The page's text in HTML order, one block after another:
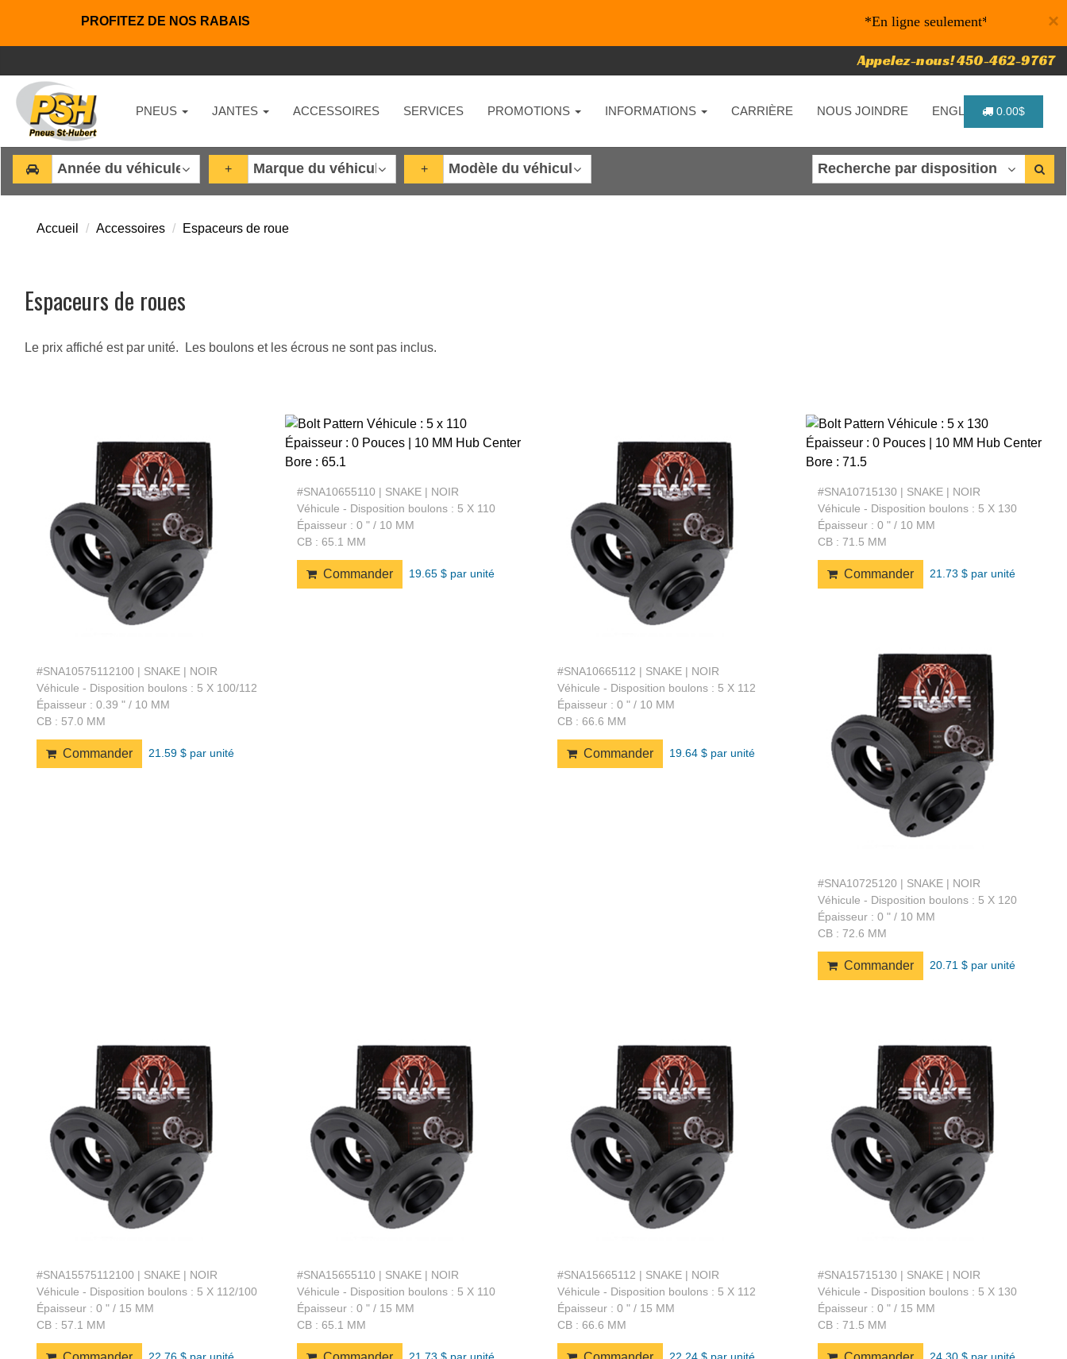
×
PROFITEZ DE NOS RABAIS *En ligne seulement* 10% de rabais sur
Appelez-nous! 450-462-9767
PNEUS JANTES ACCESSOIRES SERVICES PROMOTIONS INFORMATIONS CARRIÈRE NOUS JOINDRE ENGLISH 0.00$
+ +
Accueil Accessoires Espaceurs de roue
Espaceurs de roues
Le prix affiché est par unité. Les boulons et les écrous ne sont pas inclus.
#SNA10575112100 | SNAKE | NOIR
Véhicule - Disposition boulons : 5 X 100/112
Épaisseur : 0.39 " / 10 MM
CB : 57.0 MM
Commander 21.59 $ par unité
#SNA10655110 | SNAKE | NOIR
Véhicule - Disposition boulons : 5 X 110
Épaisseur : 0 " / 10 MM
CB : 65.1 MM
Commander 19.65 $ par unité
#SNA10665112 | SNAKE | NOIR
Véhicule - Disposition boulons : 5 X 112
Épaisseur : 0 " / 10 MM
CB : 66.6 MM
Commander 19.64 $ par unité
#SNA10715130 | SNAKE | NOIR
Véhicule - Disposition boulons : 5 X 130
Épaisseur : 0 " / 10 MM
CB : 71.5 MM
Commander 21.73 $ par unité
#SNA10725120 | SNAKE | NOIR
Véhicule - Disposition boulons : 5 X 120
Épaisseur : 0 " / 10 MM
CB : 72.6 MM
Commander 20.71 $ par unité
#SNA15575112100 | SNAKE | NOIR
Véhicule - Disposition boulons : 5 X 112/100
Épaisseur : 0 " / 15 MM
CB : 57.1 MM
22.76 $ par unité
#SNA15655110 | SNAKE | NOIR
Véhicule - Disposition boulons : 5 X 110
Épaisseur : 0 " / 15 MM
CB : 65.1 MM
21.73 $ par unité
#SNA15665112 | SNAKE | NOIR
Véhicule - Disposition boulons : 5 X 112
Épaisseur : 0 " / 15 MM
CB : 66.6 MM
22.24 $ par unité
#SNA15715130 | SNAKE | NOIR
Véhicule - Disposition boulons : 5 X 130
Épaisseur : 0 " / 15 MM
CB : 71.5 MM
24.30 $ par unité